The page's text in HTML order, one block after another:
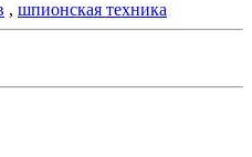
, шпионская техника